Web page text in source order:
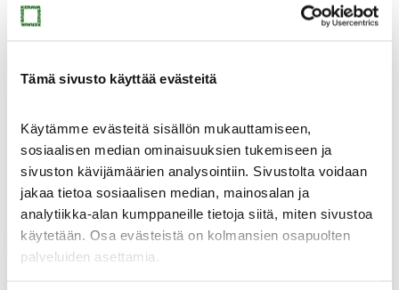
Tämä sivusto käyttää evästeitä
Käytämme evästeitä sisällön mukauttamiseen,
sosiaalisen median ominaisuuksien tukemiseen ja
sivuston kävijämäärien analysointiin. Sivustolta voidaan
jakaa tietoa sosiaalisen median, mainosalan ja
analytiikka-alan kumppaneille tietoja siitä, miten sivustoa
käytetään. Osa evästeistä on kolmansien osapuolten
palveluiden asettamia.
Muste